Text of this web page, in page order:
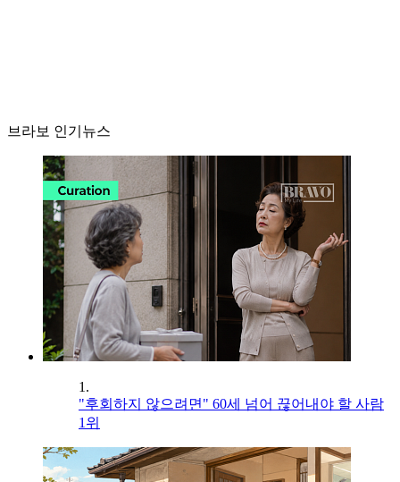
브라보 인기뉴스
1.
"후회하지 않으려면" 60세 넘어 끊어내야 할 사람
1위